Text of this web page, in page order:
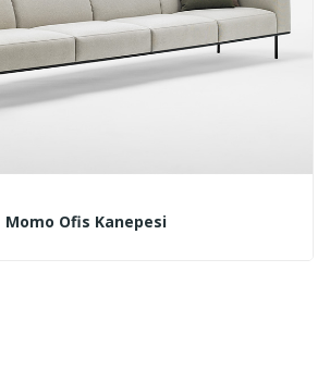
Momo Ofis Kanepesi